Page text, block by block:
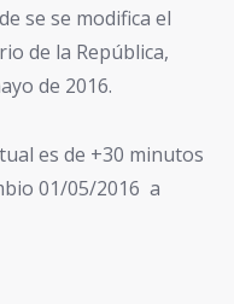
se se modifica el
de la República,
de 2016.
es de +30 minutos
01/05/2016 a